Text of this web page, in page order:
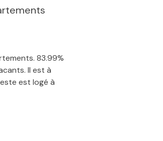
83.99%
Il est à
est logé à